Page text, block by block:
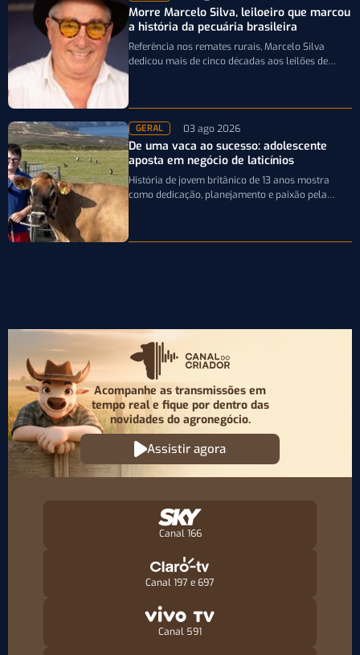
Morre Marcelo Silva, leiloeiro que marcou
a história da pecuária brasileira
Referência nos remates rurais, Marcelo Silva
dedicou mais de cinco décadas aos leilões de
GERAL 03 ago 2026
De uma vaca ao sucesso: adolescente
aposta em negócio de laticínios
História de jovem britânico de 13 anos mostra
como dedicação, planejamento e paixão pela
Acompanhe as transmissões em
tempo real e fique por dentro das
novidades do agronegócio.
Assistir agora
Canal 166
Canal 197 e 697
Canal 591